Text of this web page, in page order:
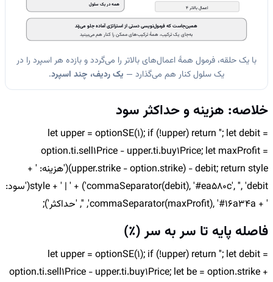
اعمال بالاتر 4
همه در یک سلول
همین‌جاست که فرمول‌نویسی دستی از استراتژی آماده جلو می‌زند
به‌جای یک ترکیب، همهٔ ترکیب‌های ممکن را کنار هم می‌بینید
با یک حلقه، فرمول همهٔ اعمال‌های بالاتر را می‌گردد و بازده هر اسپرد را در
یک سلول کنار هم می‌گذارد — یک ردیف، چند اسپرد.
خلاصه: هزینه و حداکثر سود
let upper = optionSE(1); if (!upper) return ''; let debit =
option.ti.sell1Price - upper.ti.buy1Price; let maxProfit =
(upper.strike - option.strike) - debit; return style('هزینه: ' +
commaSeparator(debit), '#ea580c', '', 'debit') + ' | ' + style('سود:
' + commaSeparator(maxProfit), '#16a34a', '', 'حداکثر');
فاصله پایه تا سر به سر (٪)
let upper = optionSE(1); if (!upper) return ''; let debit =
option.ti.sell1Price - upper.ti.buy1Price; let be = option.strike +